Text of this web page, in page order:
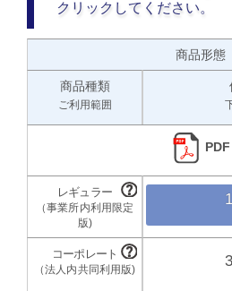
クリックしてください。
商品形態
商品種類
ご利用範囲
PDF